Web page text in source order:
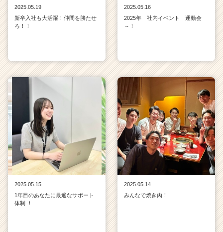
2025.05.19
新卒入社も大活躍！仲間を勝たせ
ろ！！
2025.05.16
2025年 社内イベント 運動会
～！
2025.05.15
1年目のあなたに最適なサポート
体制 ！
2025.05.14
みんなで焼き肉！